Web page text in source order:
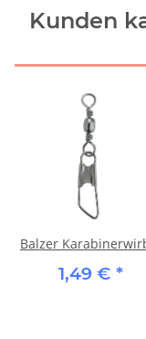
Kunden
Balzer
1,49 € *